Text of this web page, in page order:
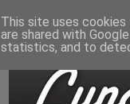
This site uses
are shared with
statistics, and to